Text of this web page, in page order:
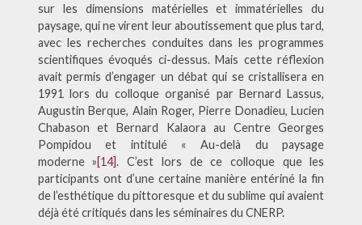
sur les dimensions matérielles et immatérielles du
paysage, qui ne virent leur aboutissement que plus tard,
avec les recherches conduites dans les programmes
scientifiques évoqués ci-dessus. Mais cette réflexion
avait permis d’engager un débat qui se cristallisera en
1991 lors du colloque organisé par Bernard Lassus,
Augustin Berque, Alain Roger, Pierre Donadieu, Lucien
Chabason et Bernard Kalaora au Centre Georges
Pompidou et intitulé « Au-delà du paysage
moderne »[14]. C’est lors de ce colloque que les
participants ont d’une certaine manière entériné la fin
de l’esthétique du pittoresque et du sublime qui avaient
déjà été critiqués dans les séminaires du CNERP.